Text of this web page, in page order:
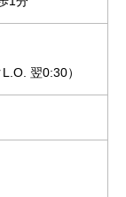
翌0:30）